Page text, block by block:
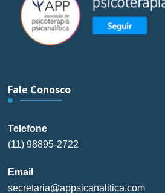
Fale Conosco
Telefone
(11) 98895-2722
Email
secretaria@appsicanalitica.com